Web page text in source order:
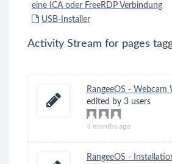
eine ICA oder FreeRDP Verbindung
USB-Installer
Activity Stream for pages
RangeeOS - Webcam
edited by 3 users
3 months ago
RangeeOS -